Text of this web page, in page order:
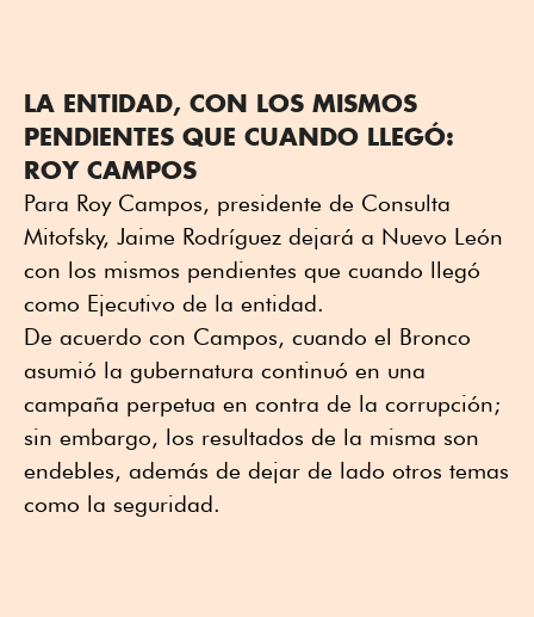
LA ENTIDAD, CON LOS MISMOS
PENDIENTES QUE CUANDO LLEGÓ:
ROY CAMPOS
Para Roy Campos, presidente de Consulta
Mitofsky, Jaime Rodríguez dejará a Nuevo León
con los mismos pendientes que cuando llegó
como Ejecutivo de la entidad.
De acuerdo con Campos, cuando el Bronco
asumió la gubernatura continuó en una
campaña perpetua en contra de la corrupción;
sin embargo, los resultados de la misma son
endebles, además de dejar de lado otros temas
como la seguridad.